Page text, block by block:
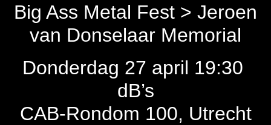
Big Ass Metal Fest > Jeroen
van Donselaar Memorial
Donderdag 27 april 19:30
dB’s
CAB-Rondom 100, Utrecht